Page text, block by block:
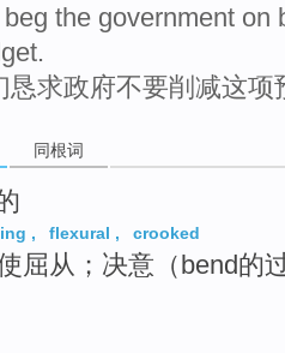
the government on
恳求政府不要削减这项
同根词
, flexural , crooked
屈从；决意（bend的